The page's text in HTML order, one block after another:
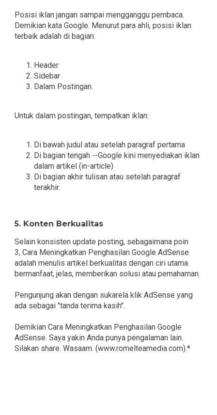
Posisi iklan jangan sampai mengganggu pembaca.
Demikian kata Google. Menurut para ahli, posisi iklan
terbaik adalah di bagian:
Header
Sidebar
Dalam Postingan.
Untuk dalam postingan, tempatkan iklan:
Di bawah judul atau setelah paragraf pertama
Di bagian tengah --Google kini menyediakan iklan
dalam artikel (in-article)
Di bagian akhir tulisan atau setelah paragraf
terakhir.
5. Konten Berkualitas
Selain konsisten update posting, sebagaimana poin
3, Cara Meningkatkan Penghasilan Google AdSense
adalah menulis artikel berkualitas dengan ciri utama
bermanfaat, jelas, memberikan solusi atau pemahaman.
Pengunjung akan dengan sukarela klik AdSense yang
ada sebagai "tanda terima kasih".
Demikian Cara Meningkatkan Penghasilan Google
AdSense. Saya yakin Anda punya pengalaman lain.
Silakan share. Wasaam. (www.romelteamedia.com).*